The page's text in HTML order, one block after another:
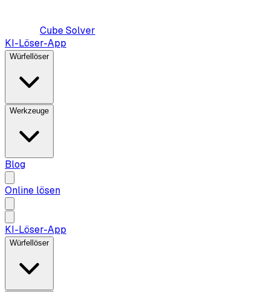
Cube Solver
KI-Löser-App
Würfellöser
Werkzeuge
Blog
Online lösen
KI-Löser-App
Würfellöser